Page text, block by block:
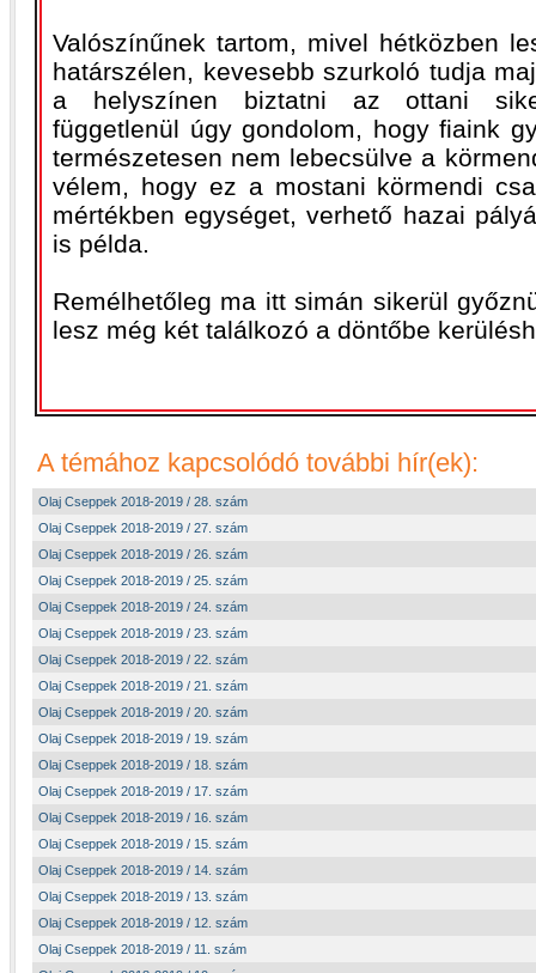
Valószínűnek tartom, mivel hétközben
határszélen, kevesebb szurkoló tudja
a helyszínen biztatni az ottani
függetlenül úgy gondolom, hogy fiaink
természetesen nem lebecsülve a
vélem, hogy ez a mostani körmendi
mértékben egységet, verhető hazai
is példa.
Remélhetőleg ma itt simán sikerül
lesz még két találkozó a döntőbe
A témához kapcsolódó további hír(ek):
Olaj Cseppek 2018-2019 / 28. szám
Olaj Cseppek 2018-2019 / 27. szám
Olaj Cseppek 2018-2019 / 26. szám
Olaj Cseppek 2018-2019 / 25. szám
Olaj Cseppek 2018-2019 / 24. szám
Olaj Cseppek 2018-2019 / 23. szám
Olaj Cseppek 2018-2019 / 22. szám
Olaj Cseppek 2018-2019 / 21. szám
Olaj Cseppek 2018-2019 / 20. szám
Olaj Cseppek 2018-2019 / 19. szám
Olaj Cseppek 2018-2019 / 18. szám
Olaj Cseppek 2018-2019 / 17. szám
Olaj Cseppek 2018-2019 / 16. szám
Olaj Cseppek 2018-2019 / 15. szám
Olaj Cseppek 2018-2019 / 14. szám
Olaj Cseppek 2018-2019 / 13. szám
Olaj Cseppek 2018-2019 / 12. szám
Olaj Cseppek 2018-2019 / 11. szám